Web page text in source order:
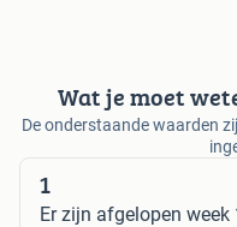
Wat je moet
De onderstaande waarden
1
Er zijn afgelopen week